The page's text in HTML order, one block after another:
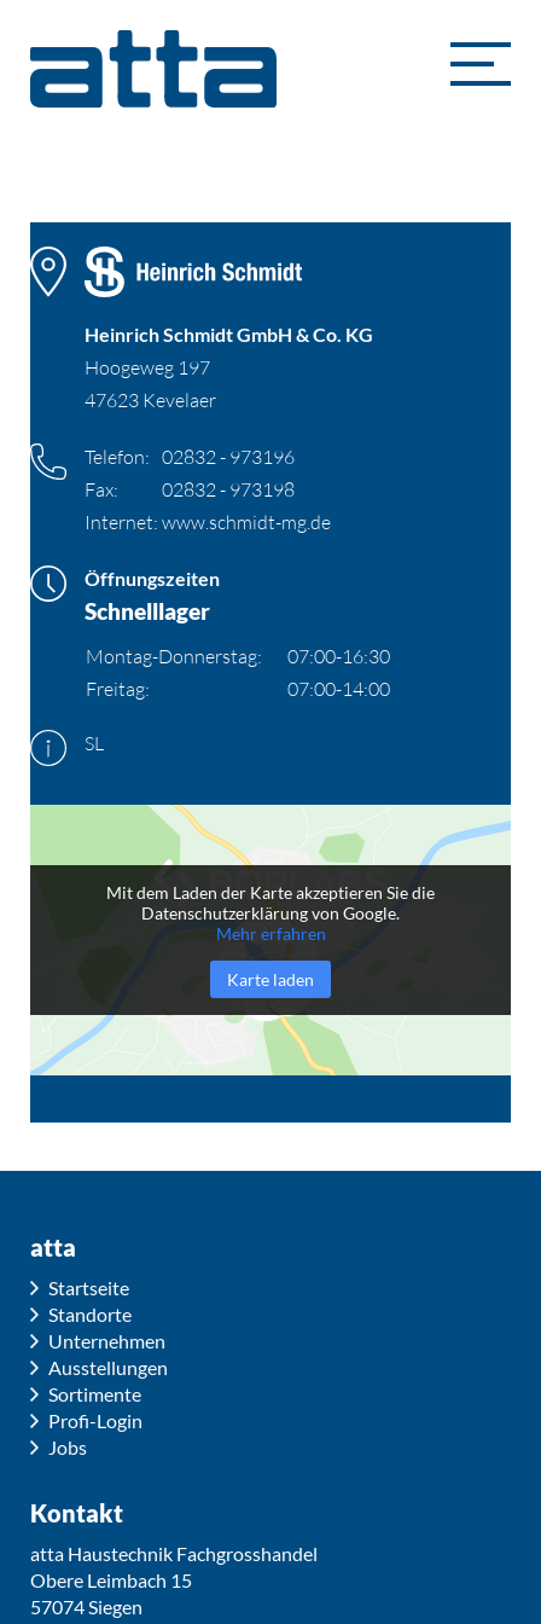
Heinrich Schmidt GmbH & Co. KG
Heinrich Schmidt GmbH & Co. KG
Hoogeweg 197
47623 Kevelaer
Telefon: 02832 - 973196
Fax:
02832 - 973198
Internet: www.schmidt-mg.de
Öffnungszeiten
Schnelllager
Montag-Donnerstag:
07:00-16:30
Freitag:
07:00-14:00
SL
Mit dem Laden der Karte akzeptieren Sie die
Datenschutzerklärung von Google.
Mehr erfahren
Karte laden
atta
Startseite
Standorte
Unternehmen
Ausstellungen
Sortimente
Profi-Login
Jobs
Kontakt
atta Haustechnik Fachgrosshandel
Obere Leimbach 15
57074 Siegen